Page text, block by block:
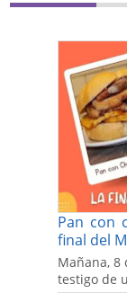
Pan con
final del
Mañana, 8
testigo de